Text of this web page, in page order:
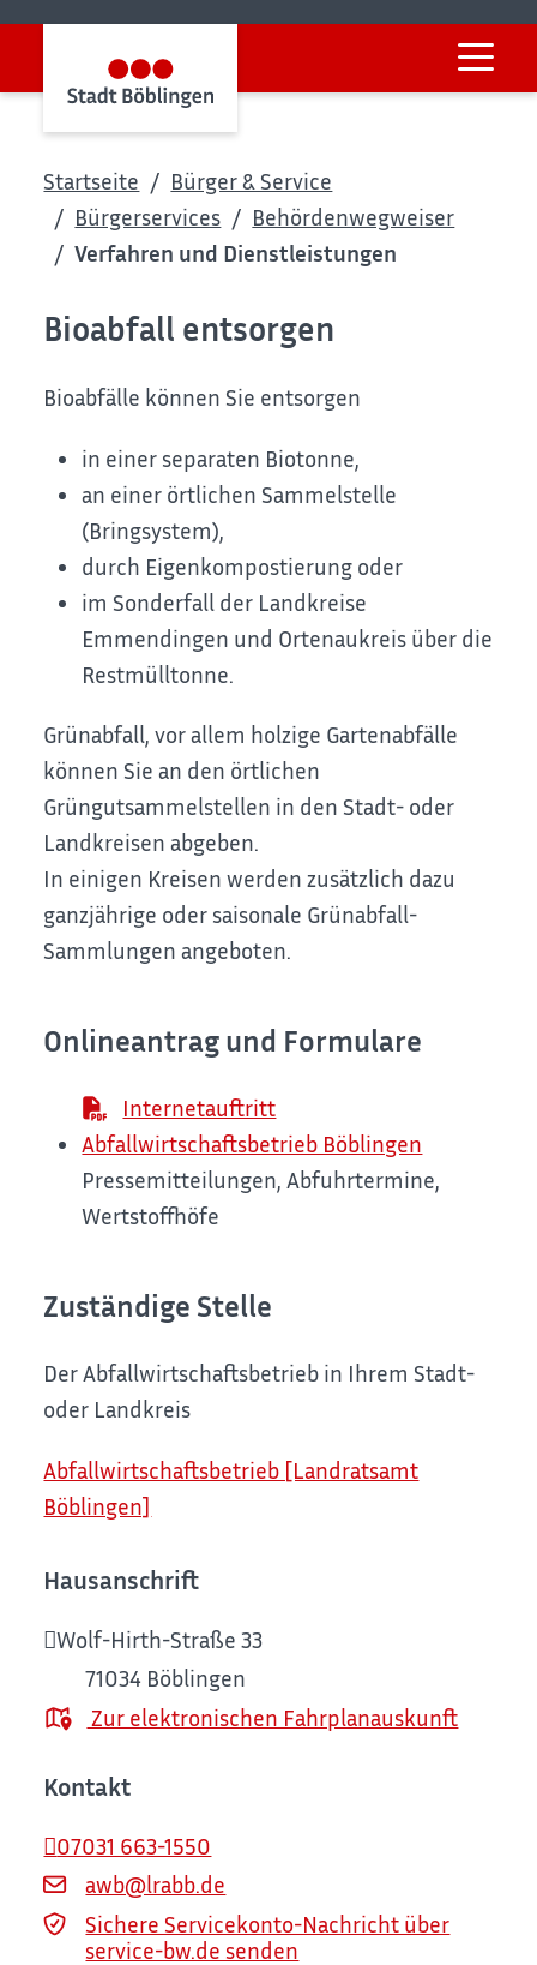
Startseite
Bürger & Service
Bürgerservices
Behördenwegweiser
Verfahren und Dienstleistungen
Bioabfall entsorgen
Bioabfälle können Sie entsorgen
in einer separaten Biotonne,
an einer örtlichen Sammelstelle
(Bringsystem),
durch Eigenkompostierung oder
im Sonderfall der Landkreise
Emmendingen und Ortenaukreis über die
Restmülltonne.
Grünabfall, vor allem holzige Gartenabfälle
können Sie an den örtlichen
Grüngutsammelstellen in den Stadt- oder
Landkreisen abgeben.
In einigen Kreisen werden zusätzlich dazu
ganzjährige oder saisonale Grünabfall-
Sammlungen angeboten.
Onlineantrag und Formulare
Internetauftritt
Abfallwirtschaftsbetrieb Böblingen
Pressemitteilungen, Abfuhrtermine,
Wertstoffhöfe
Zuständige Stelle
Der Abfallwirtschaftsbetrieb in Ihrem Stadt-
oder Landkreis
Abfallwirtschaftsbetrieb [Landratsamt
Böblingen]
Hausanschrift
Wolf-Hirth-Straße 33
71034 Böblingen
Zur elektronischen Fahrplanauskunft
Kontakt
07031 663-1550
awb@lrabb.de
Sichere Servicekonto-Nachricht über
service-bw.de senden